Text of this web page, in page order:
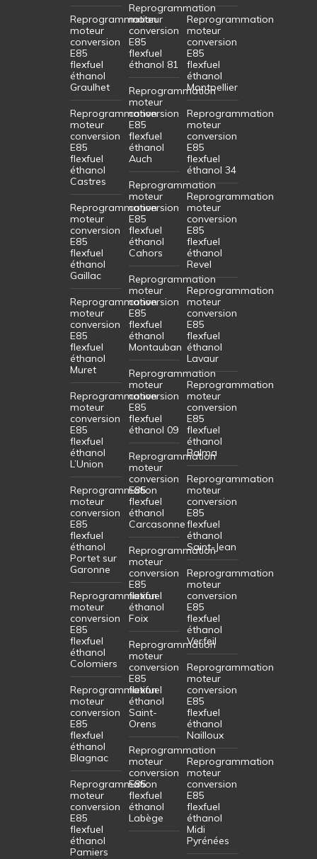
Reprogrammation
moteur
conversion
E85
flexfuel
éthanol
Graulhet
Reprogrammation
moteur
conversion
E85
flexfuel
éthanol
Castres
Reprogrammation
moteur
conversion
E85
flexfuel
éthanol
Gaillac
Reprogrammation
moteur
conversion
E85
flexfuel
éthanol
Muret
Reprogrammation
moteur
conversion
E85
flexfuel
éthanol
L’Union
Reprogrammation
moteur
conversion
E85
flexfuel
éthanol
Portet sur
Garonne
Reprogrammation
moteur
conversion
E85
flexfuel
éthanol
Colomiers
Reprogrammation
moteur
conversion
E85
flexfuel
éthanol
Blagnac
Reprogrammation
moteur
conversion
E85
flexfuel
éthanol
Pamiers
Reprogrammation
moteur
conversion
E85
flexfuel
éthanol 81
Reprogrammation
moteur
conversion
E85
flexfuel
éthanol
Auch
Reprogrammation
moteur
conversion
E85
flexfuel
éthanol
Cahors
Reprogrammation
moteur
conversion
E85
flexfuel
éthanol
Montauban
Reprogrammation
moteur
conversion
E85
flexfuel
éthanol 09
Reprogrammation
moteur
conversion
E85
flexfuel
éthanol
Carcasonne
Reprogrammation
moteur
conversion
E85
flexfuel
éthanol
Foix
Reprogrammation
moteur
conversion
E85
flexfuel
éthanol
Saint-
Orens
Reprogrammation
moteur
conversion
E85
flexfuel
éthanol
Labège
Reprogrammation
moteur
conversion
E85
flexfuel
éthanol
Montpellier
Reprogrammation
moteur
conversion
E85
flexfuel
éthanol 34
Reprogrammation
moteur
conversion
E85
flexfuel
éthanol
Revel
Reprogrammation
moteur
conversion
E85
flexfuel
éthanol
Lavaur
Reprogrammation
moteur
conversion
E85
flexfuel
éthanol
Balma
Reprogrammation
moteur
conversion
E85
flexfuel
éthanol
Saint-Jean
Reprogrammation
moteur
conversion
E85
flexfuel
éthanol
Verfeil
Reprogrammation
moteur
conversion
E85
flexfuel
éthanol
Nailloux
Reprogrammation
moteur
conversion
E85
flexfuel
éthanol
Midi
Pyrénées